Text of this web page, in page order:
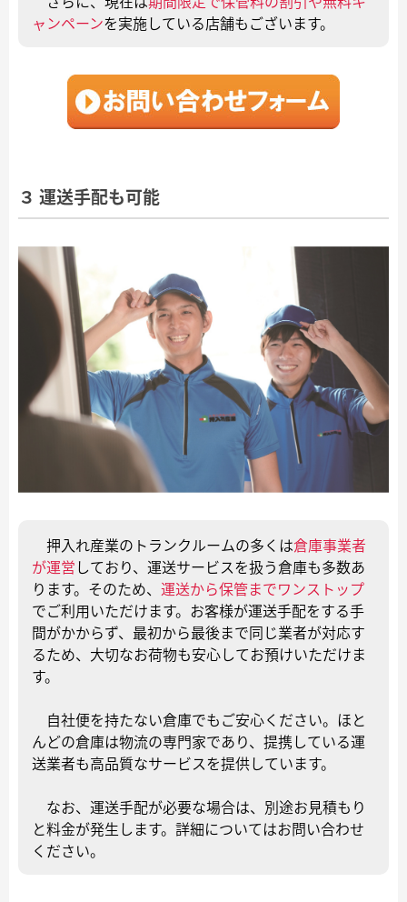
ャンペーンを実施している店舗もございます。
３ 運送手配も可能
押入れ産業のトランクルームの多くは倉庫事業者
が運営しており、運送サービスを扱う倉庫も多数あ
ります。そのため、 運送から保管までワンストップ
でご利用いただけます。お客様が運送手配をする手
間がかからず、最初から最後まで同じ業者が対応す
るため、大切なお荷物も安心してお預けいただけま
す。
自社便を持たない倉庫でもご安心ください。ほと
んどの倉庫は物流の専門家であり、提携している運
送業者も高品質なサービスを提供しています。
なお、運送手配が必要な場合は、別途お見積もり
と料金が発生します。詳細についてはお問い合わせ
ください。